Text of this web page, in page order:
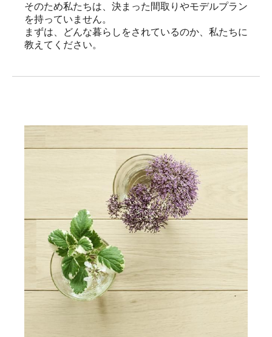
そのため私たちは、決まった間取りやモデルプラン
を持っていません。
まずは、どんな暮らしをされているのか、私たちに
教えてください。